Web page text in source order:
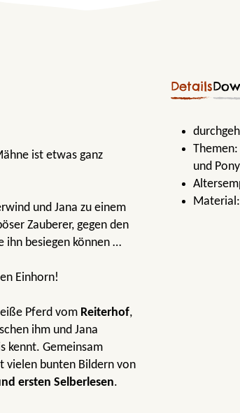
ist etwas ganz
und Jana zu einem
Zauberer, gegen den
ihn besiegen können …
Einhorn!
Pferd vom Reiterhof,
ihm und Jana
kennt. Gemeinsam
vielen bunten Bildern von
ersten Selberlesen.
Details
Themen:
und
Material: